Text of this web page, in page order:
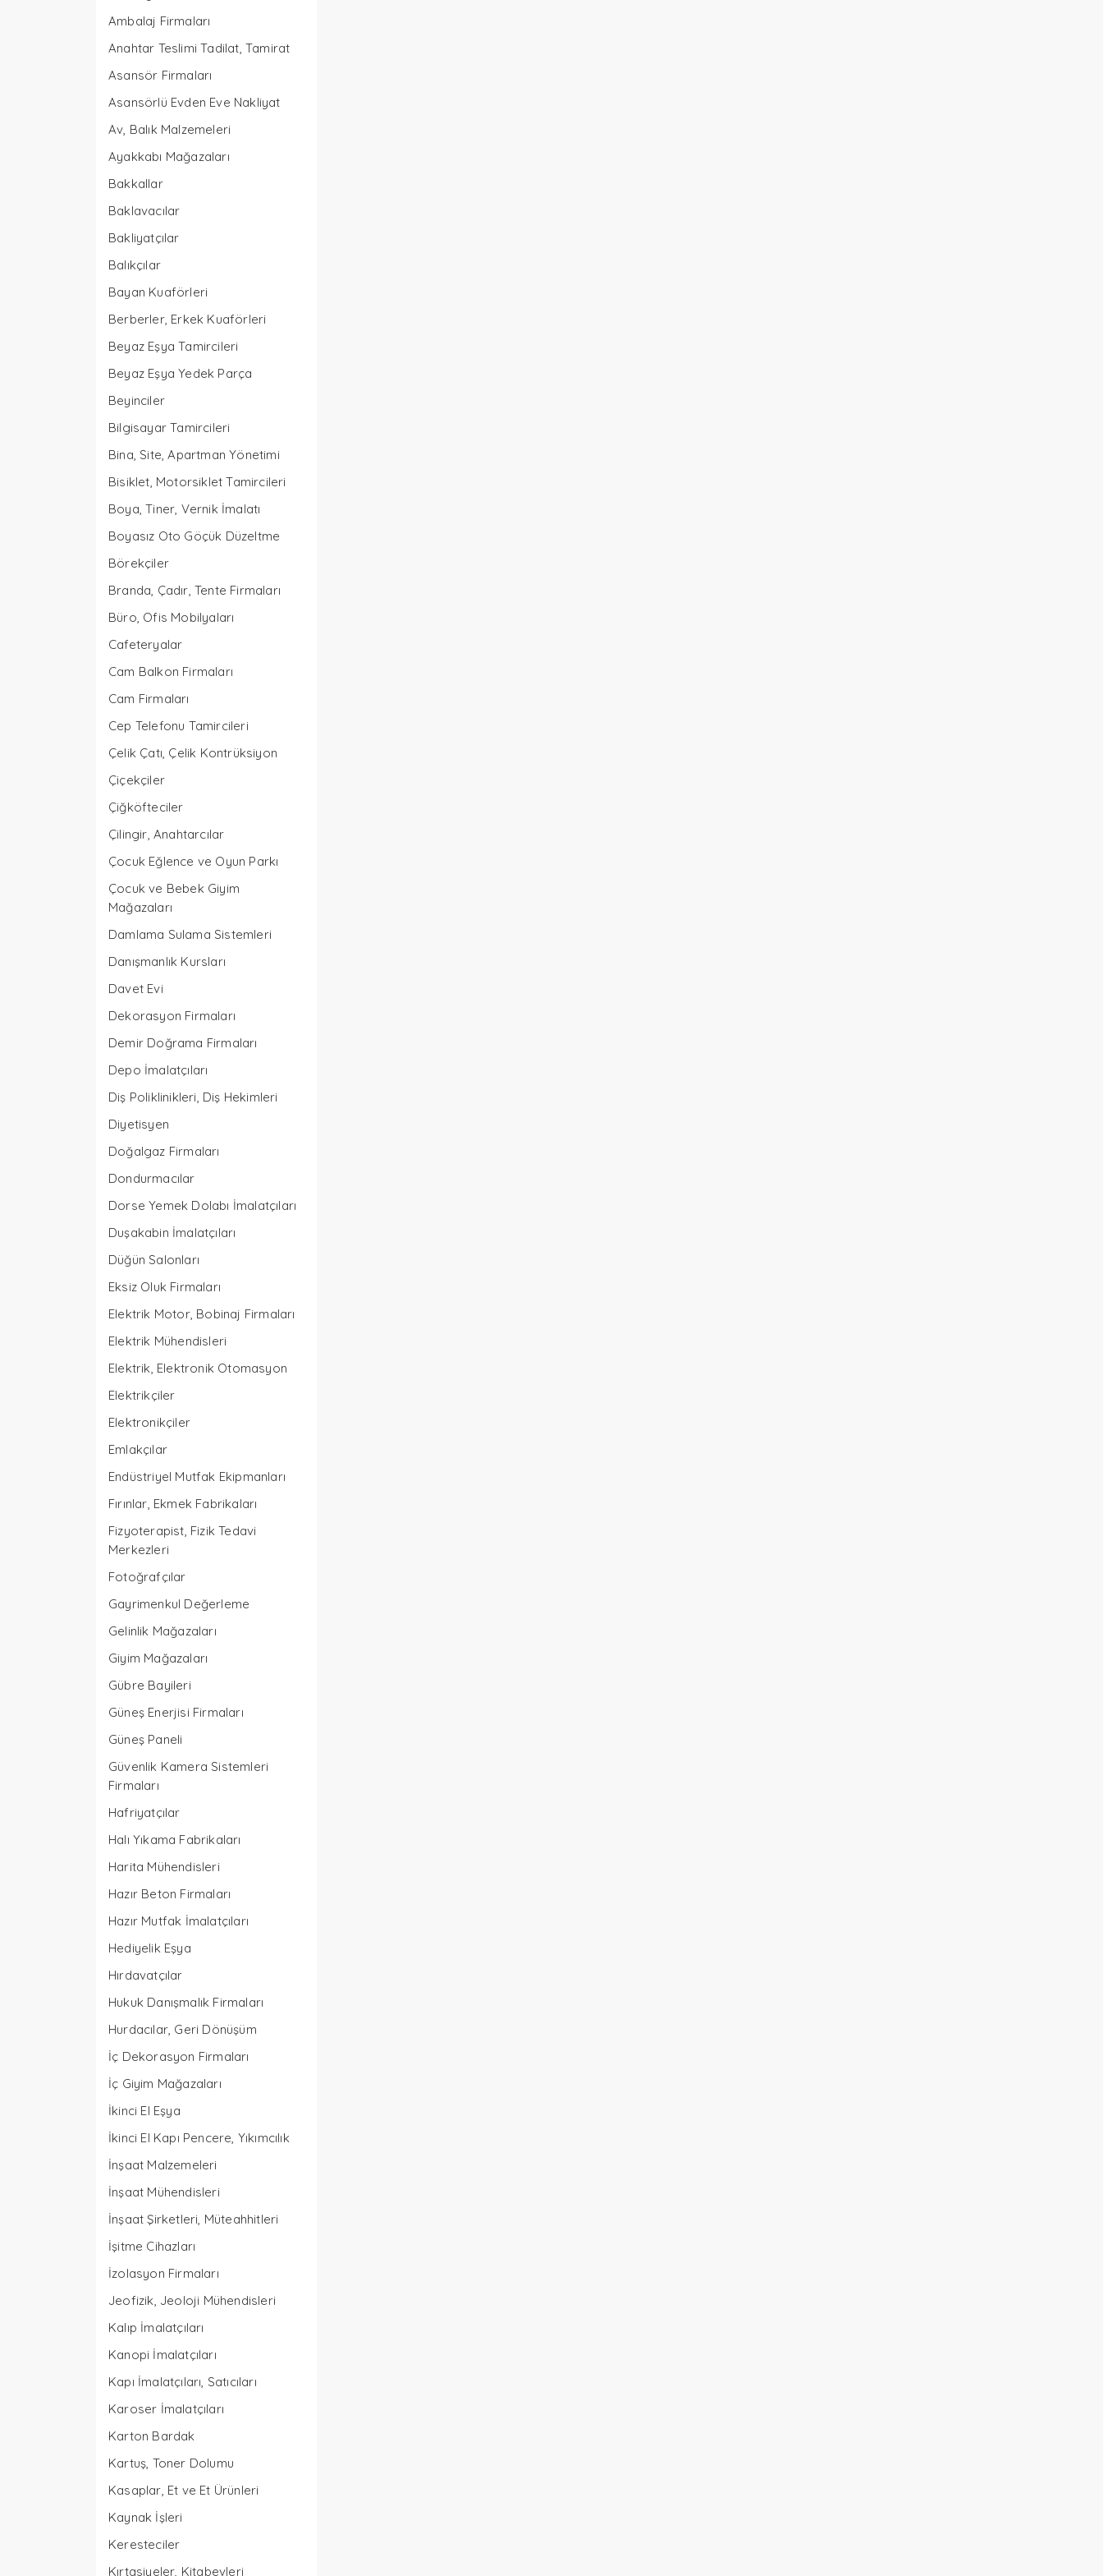
Ambalaj Firmaları
Anahtar Teslimi Tadilat, Tamirat
Asansör Firmaları
Asansörlü Evden Eve Nakliyat
Av, Balık Malzemeleri
Ayakkabı Mağazaları
Bakkallar
Baklavacılar
Bakliyatçılar
Balıkçılar
Bayan Kuaförleri
Berberler, Erkek Kuaförleri
Beyaz Eşya Tamircileri
Beyaz Eşya Yedek Parça
Beyinciler
Bilgisayar Tamircileri
Bina, Site, Apartman Yönetimi
Bisiklet, Motorsiklet Tamircileri
Boya, Tiner, Vernik İmalatı
Boyasız Oto Göçük Düzeltme
Börekçiler
Branda, Çadır, Tente Firmaları
Büro, Ofis Mobilyaları
Cafeteryalar
Cam Balkon Firmaları
Cam Firmaları
Cep Telefonu Tamircileri
Çelik Çatı, Çelik Kontrüksiyon
Çiçekçiler
Çiğköfteciler
Çilingir, Anahtarcılar
Çocuk Eğlence ve Oyun Parkı
Çocuk ve Bebek Giyim
Mağazaları
Damlama Sulama Sistemleri
Danışmanlık Kursları
Davet Evi
Dekorasyon Firmaları
Demir Doğrama Firmaları
Depo İmalatçıları
Diş Poliklinikleri, Diş Hekimleri
Diyetisyen
Doğalgaz Firmaları
Dondurmacılar
Dorse Yemek Dolabı İmalatçıları
Duşakabin İmalatçıları
Düğün Salonları
Eksiz Oluk Firmaları
Elektrik Motor, Bobinaj Firmaları
Elektrik Mühendisleri
Elektrik, Elektronik Otomasyon
Elektrikçiler
Elektronikçiler
Emlakçılar
Endüstriyel Mutfak Ekipmanları
Fırınlar, Ekmek Fabrikaları
Fizyoterapist, Fizik Tedavi
Merkezleri
Fotoğrafçılar
Gayrimenkul Değerleme
Gelinlik Mağazaları
Giyim Mağazaları
Gübre Bayileri
Güneş Enerjisi Firmaları
Güneş Paneli
Güvenlik Kamera Sistemleri
Firmaları
Hafriyatçılar
Halı Yıkama Fabrikaları
Harita Mühendisleri
Hazır Beton Firmaları
Hazır Mutfak İmalatçıları
Hediyelik Eşya
Hırdavatçılar
Hukuk Danışmalık Firmaları
Hurdacılar, Geri Dönüşüm
İç Dekorasyon Firmaları
İç Giyim Mağazaları
İkinci El Eşya
İkinci El Kapı Pencere, Yıkımcılık
İnşaat Malzemeleri
İnşaat Mühendisleri
İnşaat Şirketleri, Müteahhitleri
İşitme Cihazları
İzolasyon Firmaları
Jeofizik, Jeoloji Mühendisleri
Kalıp İmalatçıları
Kanopi İmalatçıları
Kapı İmalatçıları, Satıcıları
Karoser İmalatçıları
Karton Bardak
Kartuş, Toner Dolumu
Kasaplar, Et ve Et Ürünleri
Kaynak İşleri
Keresteciler
Kırtasiyeler, Kitabevleri